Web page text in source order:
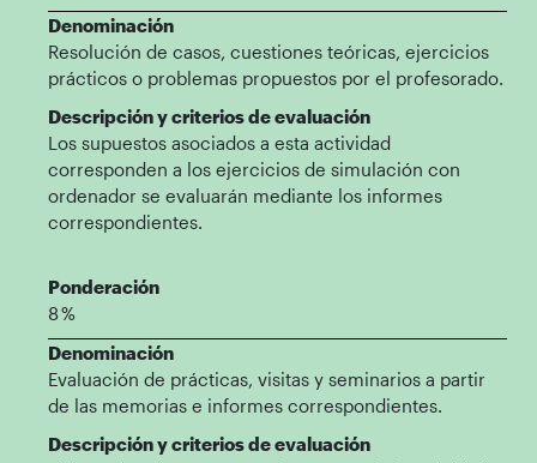
Denominación
Resolución de casos, cuestiones teóricas, ejercicios
prácticos o problemas propuestos por el profesorado.
Descripción y criterios de evaluación
Los supuestos asociados a esta actividad
corresponden a los ejercicios de simulación con
ordenador se evaluarán mediante los informes
correspondientes.
Ponderación
8 %
Denominación
Evaluación de prácticas, visitas y seminarios a partir
de las memorias e informes correspondientes.
Descripción y criterios de evaluación